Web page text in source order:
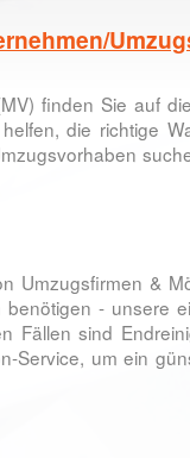
finden Sie auf
die richtige
Umzugsfirmen &
- unsere
sind
Service, um ein